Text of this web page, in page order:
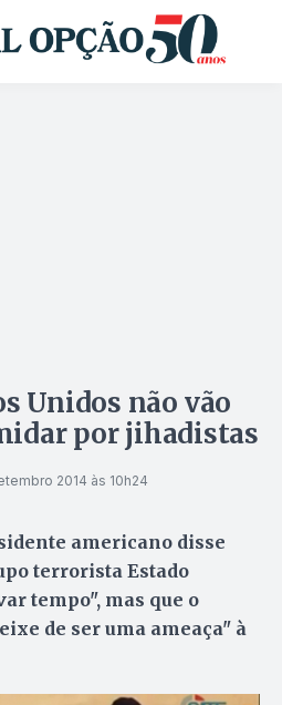
Unidos não vão
por jihadistas
2014 às 10h24
americano disse
terrorista Estado
tempo", mas que o
de ser uma ameaça" à